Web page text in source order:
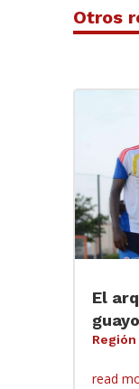
Otros
El
Región
read